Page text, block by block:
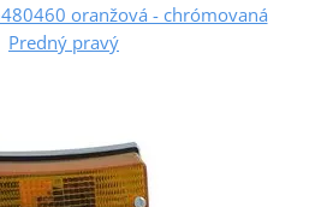
oranžová - chrómovaná
Predný pravý